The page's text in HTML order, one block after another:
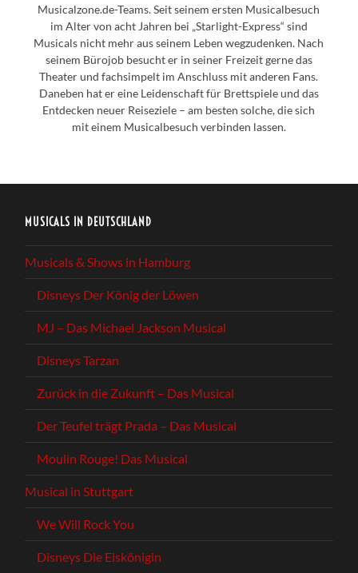
Musicalzone.de-Teams. Seit seinem ersten Musicalbesuch
im Alter von acht Jahren bei „Starlight-Express“ sind
Musicals nicht mehr aus seinem Leben wegzudenken. Nach
seinem Bürojob besucht er in seiner Freizeit gerne das
Theater und fachsimpelt im Anschluss mit anderen Fans.
Daneben hat er eine Leidenschaft für Brettspiele und das
Entdecken neuer Reiseziele – am besten solche, die sich
mit einem Musicalbesuch verbinden lassen.
MUSICALS IN DEUTSCHLAND
Musicals & Shows in Hamburg
Disneys Der König der Löwen
MJ – Das Michael Jackson Musical
Disneys Tarzan
Zurück in die Zukunft – Das Musical
Der Teufel trägt Prada – Das Musical
Moulin Rouge! Das Musical
Musical in Stuttgart
We Will Rock You
Disneys Die Eiskönigin